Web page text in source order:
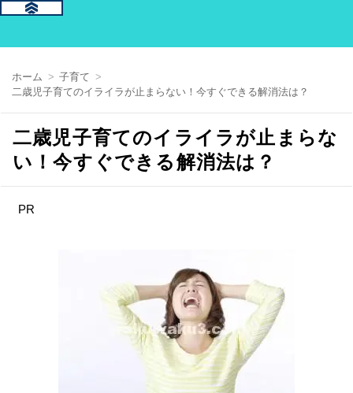
ホーム
子育て
二歳児子育てのイライラが止まらない！今すぐできる解消法は？
二歳児子育てのイライラが止まらな
い！今すぐできる解消法は？
PR